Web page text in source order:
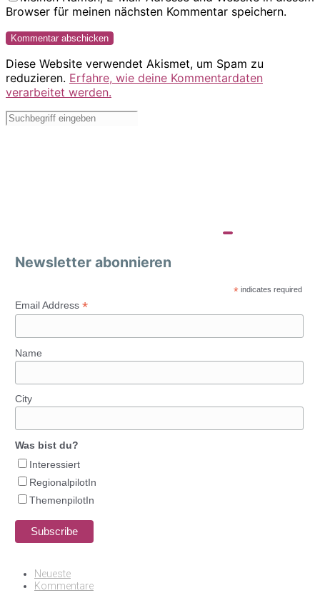
Browser für meinen nächsten Kommentar speichern.
Diese Website verwendet Akismet, um Spam zu
reduzieren. Erfahre, wie deine Kommentardaten
verarbeitet werden.
Newsletter abonnieren
* indicates required
Email Address *
Name
City
Was bist du?
Interessiert
RegionalpilotIn
ThemenpilotIn
Neueste
Kommentare